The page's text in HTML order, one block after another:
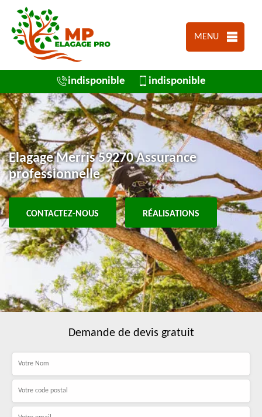
MENU
indisponible indisponible
Elagage Merris 59270 Assurance
professionnelle
CONTACTEZ-NOUS RÉALISATIONS
Demande de devis gratuit